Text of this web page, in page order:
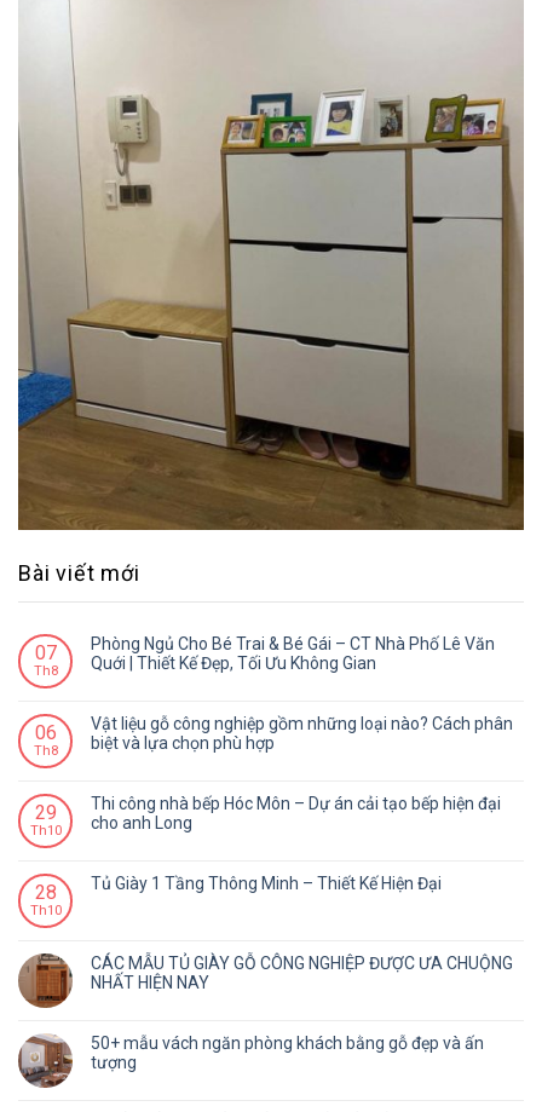
Bài viết mới
07
Th8
Phòng Ngủ Cho Bé Trai & Bé Gái – CT Nhà Phố Lê Văn
Quới | Thiết Kế Đẹp, Tối Ưu Không Gian
06
Th8
Vật liệu gỗ công nghiệp gồm những loại nào? Cách phân
biệt và lựa chọn phù hợp
29
Th10
Thi công nhà bếp Hóc Môn – Dự án cải tạo bếp hiện đại
cho anh Long
28
Th10
Tủ Giày 1 Tầng Thông Minh – Thiết Kế Hiện Đại
CÁC MẪU TỦ GIÀY GỖ CÔNG NGHIỆP ĐƯỢC ƯA CHUỘNG
NHẤT HIỆN NAY
50+ mẫu vách ngăn phòng khách bằng gỗ đẹp và ấn
tượng